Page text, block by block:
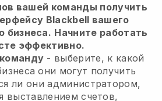
вашей команды получить
Blackbell вашего
бизнеса. Начните работать
эффективно.
- выберите, к какой
они могут получить
ли они администратором,
выставлением счетов,